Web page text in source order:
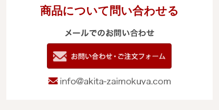
商品について問い合わせる
info@akita-